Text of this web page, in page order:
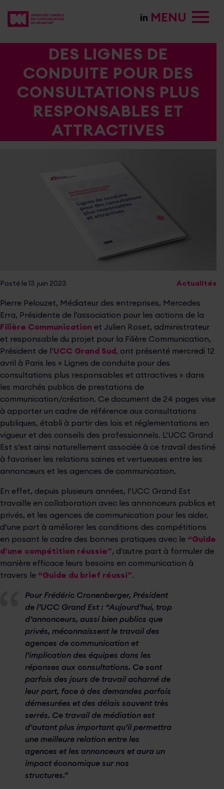
MENU
DES LIGNES DE
CONDUITE POUR DES
CONSULTATIONS PLUS
RESPONSABLES ET
ATTRACTIVES
Posté le 13 juin 2023 Actualités
Pierre Pelouzet, Médiateur des entreprises, Mercedes
Erra, Présidente de l’association pour les actions de la
Filière Communication et Julien Roset, administrateur
et responsable du projet pour la Filière Communication,
Président de l’UCC Grand Sud, ont présenté mercredi 12
avril à Paris les « Lignes de conduite pour des
consultations plus responsables et attractives » dans
les marchés publics de prestations de
communication/création. Ce document de 24 pages vise
à apporter un cadre de référence aux consultations
publiques, établi à partir des lois et réglementations en
vigueur et des conseils des professionnels. L’UCC Grand
Est s’est ainsi naturellement associée à ce travail destiné
à favoriser les relations saines et vertueuses entre les
annonceurs et les agences de communication.
En eﬀet, depuis plusieurs années, l’UCC Grand Est
travaille en collaboration avec les annonceurs publics et
privés, et les agences de communication pour les aider,
d’une part à améliorer les conditions des compétitions
en posant le cadre des bonnes pratiques avec le “Guide
d’une compétition réussie”, d’autre part à formuler de
manière eﬃcace leurs besoins en communication à
travers le “Guide du brief réussi”.
Pour Frédéric Cronenberger, Président
de l’UCC Grand Est : “Aujourd’hui, trop
d’annonceurs, aussi bien publics que
privés, méconnaissent le travail des
agences de communication et
l’implication des équipes dans les
réponses aux consultations. Ce sont
parfois des jours de travail acharné de
leur part, face à des demandes parfois
démesurées et des délais souvent très
serrés. Ce travail de médiation est
d’autant plus important qu’il permettra
une meilleure relation entre les
agences et les annonceurs et aura un
impact économique sur nos
structures.”